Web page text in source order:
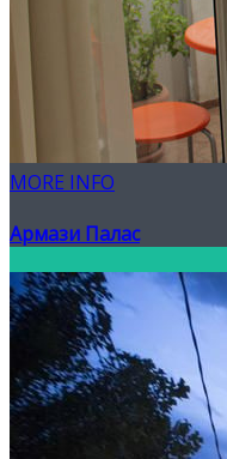
MORE INFO
Армази Палас